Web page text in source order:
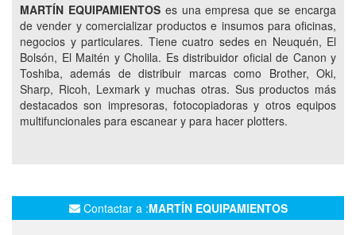
MULTIFUNCIONALES CIPOLLETTI AÑELO
VACA MUERTA
MARTÍN EQUIPAMIENTOSes una empresa que se encarga
de vender y comercializar productos e insumos para oficinas,
negocios y particulares. Tiene cuatro sedes en Neuquén, El
Bolsón, El Maitén y Cholila. Es distribuidor oficial de Canon y
Toshiba, además de distribuir marcas como Brother, Oki,
Sharp, Ricoh, Lexmark y muchas otras. Sus productos más
destacados son impresoras, fotocopiadoras y otros equipos
multifuncionales para escanear y para hacer plotters.
Contactar a :MARTÍN EQUIPAMIENTOS